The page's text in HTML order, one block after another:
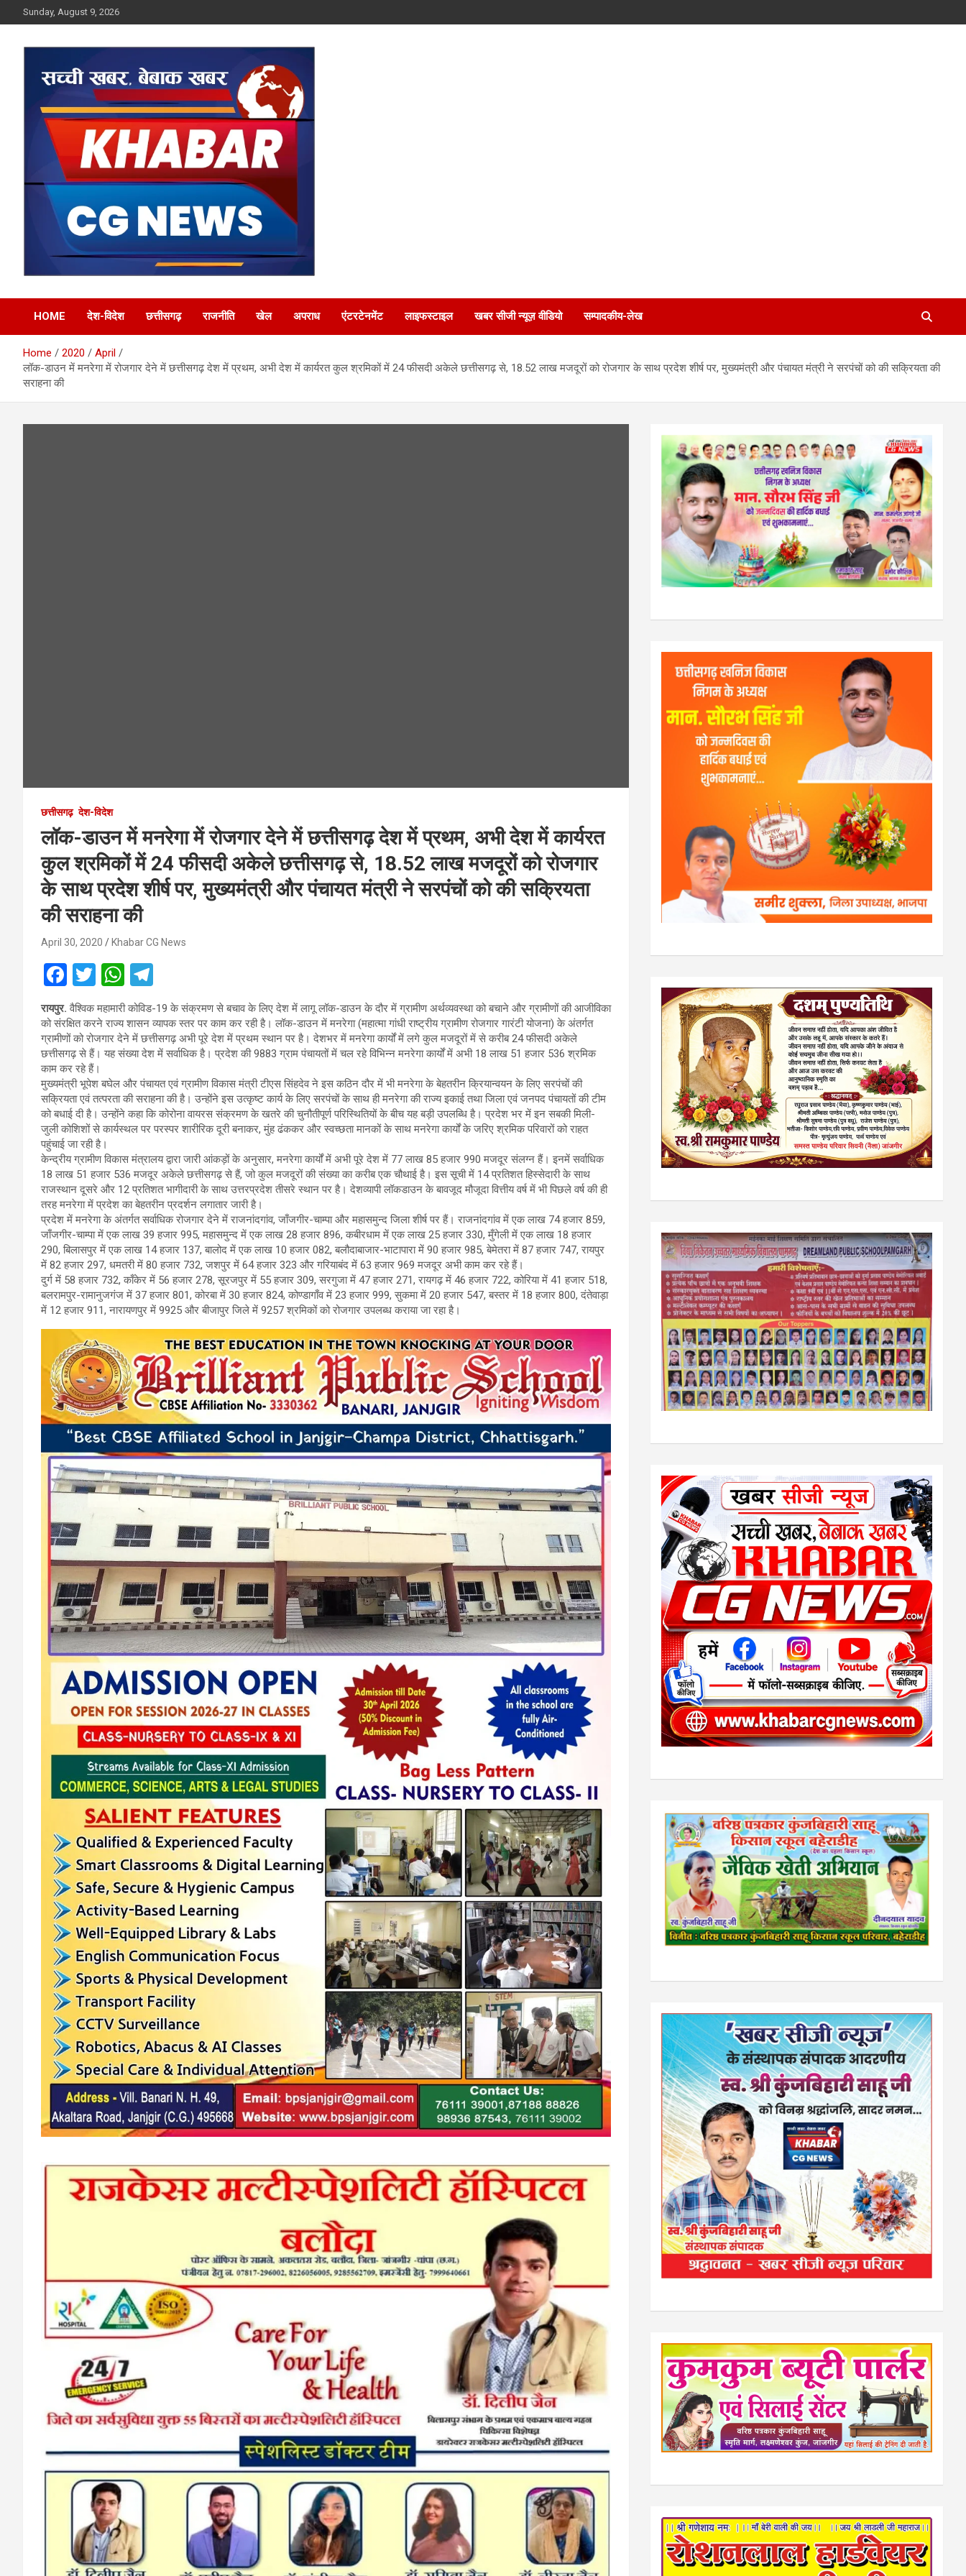
to
Sunday, August 9, 2026
Khabar CG News
HOME देश-विदेश छत्तीसगढ़ राजनीति खेल अपराध एंटरटेनमेंट लाइफस्टाइल खबर सीजी न्यूज़ वीडियो सम्पादकीय-लेख
Home 2020
April
लॉक-डाउन में मनरेगा में रोजगार देने में छत्तीसगढ़ देश में प्रथम, अभी देश में कार्यरत कुल श्रमिकों में 24 फीसदी अकेले छत्तीसगढ़ से, 18.52 लाख मजदूरों को रोजगार के साथ प्रदेश शीर्ष पर, मुख्यमंत्री और पंचायत मंत्री ने सरपंचों को की सक्रियता की
सराहना की
छत्तीसगढ़ देश-विदेश
लॉक-डाउन में मनरेगा में रोजगार देने में छत्तीसगढ़ देश में प्रथम, अभी देश में कार्यरत
कुल श्रमिकों में 24 फीसदी अकेले छत्तीसगढ़ से, 18.52 लाख मजदूरों को रोजगार
के साथ प्रदेश शीर्ष पर, मुख्यमंत्री और पंचायत मंत्री ने सरपंचों को की सक्रियता
की सराहना की
April 30, 2020 Khabar CG News
F
a
ce
b
o
o
k
T
wi
tt
er
W
h
at
s
p
p
el
e
gr
m
रायपुर. वैश्विक महामारी कोविड-19 के संक्रमण से बचाव के लिए देश में लागू लॉक-डाउन के दौर में ग्रामीण अर्थव्यवस्था को बचाने और ग्रामीणों की आजीविका
को संरक्षित करने राज्य शासन व्यापक स्तर पर काम कर रही है। लॉक-डाउन में मनरेगा (महात्मा गांधी राष्ट्रीय ग्रामीण रोजगार गारंटी योजना) के अंतर्गत
ग्रामीणों को रोजगार देने में छत्तीसगढ़ अभी पूरे देश में प्रथम स्थान पर है। देशभर में मनरेगा कार्यों में लगे कुल मजदूरों में से करीब 24 फीसदी अकेले
छत्तीसगढ़ से हैं। यह संख्या देश में सर्वाधिक है। प्रदेश की 9883 ग्राम पंचायतों में चल रहे विभिन्न मनरेगा कार्यों में अभी 18 लाख 51 हजार 536 श्रमिक
काम कर रहे हैं।
मुख्यमंत्री भूपेश बघेल और पंचायत एवं ग्रामीण विकास मंत्री टीएस सिंहदेव ने इस कठिन दौर में भी मनरेगा के बेहतरीन क्रियान्वयन के लिए सरपंचों की
सक्रियता एवं तत्परता की सराहना की है। उन्होंने इस उत्कृष्ट कार्य के लिए सरपंचों के साथ ही मनरेगा की राज्य इकाई तथा जिला एवं जनपद पंचायतों की टीम
को बधाई दी है। उन्होंने कहा कि कोरोना वायरस संक्रमण के खतरे की चुनौतीपूर्ण परिस्थितियों के बीच यह बड़ी उपलब्धि है। प्रदेश भर में इन सबकी मिली-
जुली कोशिशों से कार्यस्थल पर परस्पर शारीरिक दूरी बनाकर, मुंह ढंककर और स्वच्छता मानकों के साथ मनरेगा कार्यों के जरिए श्रमिक परिवारों को राहत
पहुंचाई जा रही है।
केन्द्रीय ग्रामीण विकास मंत्रालय द्वारा जारी आंकड़ों के अनुसार, मनरेगा कार्यों में अभी पूरे देश में 77 लाख 85 हजार 990 मजदूर संलग्न हैं। इनमें सर्वाधिक
18 लाख 51 हजार 536 मजदूर अकेले छत्तीसगढ़ से हैं, जो कुल मजदूरों की संख्या का करीब एक चौथाई है। इस सूची में 14 प्रतिशत हिस्सेदारी के साथ
राजस्थान दूसरे और 12 प्रतिशत भागीदारी के साथ उत्तरप्रदेश तीसरे स्थान पर है। देशव्यापी लॉकडाउन के बावजूद मौजूदा वित्तीय वर्ष में भी पिछले वर्ष की ही
तरह मनरेगा में प्रदेश का बेहतरीन प्रदर्शन लगातार जारी है।
प्रदेश में मनरेगा के अंतर्गत सर्वाधिक रोजगार देने में राजनांदगांव, जाँजगीर-चाम्पा और महासमुन्द जिला शीर्ष पर हैं। राजनांदगांव में एक लाख 74 हजार 859,
जाँजगीर-चाम्पा में एक लाख 39 हजार 995, महासमुन्द में एक लाख 28 हजार 896, कबीरधाम में एक लाख 25 हजार 330, मुँगेली में एक लाख 18 हजार
290, बिलासपुर में एक लाख 14 हजार 137, बालोद में एक लाख 10 हजार 082, बलौदाबाजार-भाटापारा में 90 हजार 985, बेमेतरा में 87 हजार 747, रायपुर
में 82 हजार 297, धमतरी में 80 हजार 732, जशपुर में 64 हजार 323 और गरियाबंद में 63 हजार 969 मजदूर अभी काम कर रहे हैं।
दुर्ग में 58 हजार 732, काँकेर में 56 हजार 278, सूरजपुर में 55 हजार 309, सरगुजा में 47 हजार 271, रायगढ़ में 46 हजार 722, कोरिया में 41 हजार 518,
बलरामपुर-रामानुजगंज में 37 हजार 801, कोरबा में 30 हजार 824, कोण्डागाँव में 23 हजार 999, सुकमा में 20 हजार 547, बस्तर में 18 हजार 800, दंतेवाड़ा
में 12 हजार 911, नारायणपुर में 9925 और बीजापुर जिले में 9257 श्रमिकों को रोजगार उपलब्ध कराया जा रहा है।